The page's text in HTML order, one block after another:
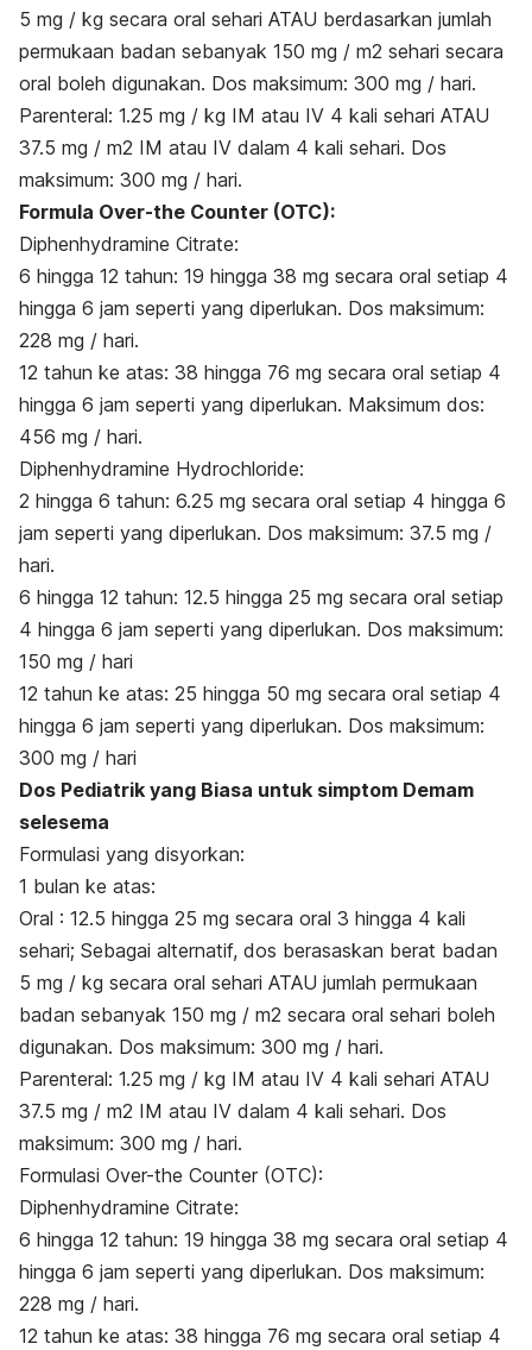
5 mg / kg secara oral sehari ATAU berdasarkan jumlah
permukaan badan sebanyak 150 mg / m2 sehari secara
oral boleh digunakan. Dos maksimum: 300 mg / hari.
Parenteral: 1.25 mg / kg IM atau IV 4 kali sehari ATAU
37.5 mg / m2 IM atau IV dalam 4 kali sehari. Dos
maksimum: 300 mg / hari.
Formula Over-the Counter (OTC):
Diphenhydramine Citrate:
6 hingga 12 tahun: 19 hingga 38 mg secara oral setiap 4
hingga 6 jam seperti yang diperlukan. Dos maksimum:
228 mg / hari.
12 tahun ke atas: 38 hingga 76 mg secara oral setiap 4
hingga 6 jam seperti yang diperlukan. Maksimum dos:
456 mg / hari.
Diphenhydramine Hydrochloride:
2 hingga 6 tahun: 6.25 mg secara oral setiap 4 hingga 6
jam seperti yang diperlukan. Dos maksimum: 37.5 mg /
hari.
6 hingga 12 tahun: 12.5 hingga 25 mg secara oral setiap
4 hingga 6 jam seperti yang diperlukan. Dos maksimum:
150 mg / hari
12 tahun ke atas: 25 hingga 50 mg secara oral setiap 4
hingga 6 jam seperti yang diperlukan. Dos maksimum:
300 mg / hari
Dos Pediatrik yang Biasa untuk simptom Demam
selesema
Formulasi yang disyorkan:
1 bulan ke atas:
Oral : 12.5 hingga 25 mg secara oral 3 hingga 4 kali
sehari; Sebagai alternatif, dos berasaskan berat badan
5 mg / kg secara oral sehari ATAU jumlah permukaan
badan sebanyak 150 mg / m2 secara oral sehari boleh
digunakan. Dos maksimum: 300 mg / hari.
Parenteral: 1.25 mg / kg IM atau IV 4 kali sehari ATAU
37.5 mg / m2 IM atau IV dalam 4 kali sehari. Dos
maksimum: 300 mg / hari.
Formulasi Over-the Counter (OTC):
Diphenhydramine Citrate:
6 hingga 12 tahun: 19 hingga 38 mg secara oral setiap 4
hingga 6 jam seperti yang diperlukan. Dos maksimum:
228 mg / hari.
12 tahun ke atas: 38 hingga 76 mg secara oral setiap 4